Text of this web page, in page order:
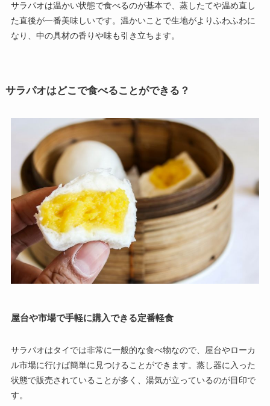
サラパオは温かい状態で食べるのが基本で、蒸したてや温め直し
た直後が一番美味しいです。温かいことで生地がよりふわふわに
なり、中の具材の香りや味も引き立ちます。
サラパオはどこで食べることができる？
屋台や市場で手軽に購入できる定番軽食
サラパオはタイでは非常に一般的な食べ物なので、屋台やローカ
ル市場に行けば簡単に見つけることができます。蒸し器に入った
状態で販売されていることが多く、湯気が立っているのが目印で
す。